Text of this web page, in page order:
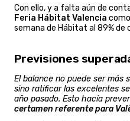
Con ello, y a falta aún de
Feria Hábitat Valencia
semana de Hábitat al 89% de
Previsiones
El balance no puede ser más
sino ratificar las excelentes
año pasado. Esto hacía
certamen referente para